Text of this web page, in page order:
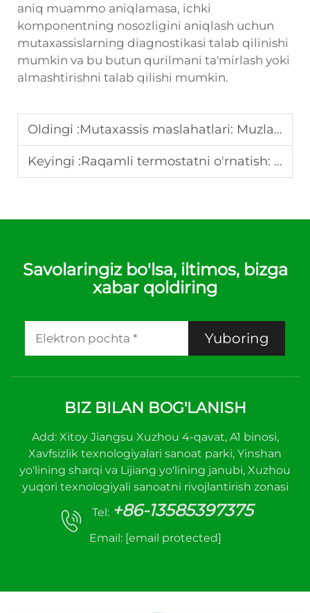
aniq muammo aniqlamasa, ichki
komponentning nosozligini aniqlash uchun
mutaxassislarning diagnostikasi talab qilinishi
mumkin va bu butun qurilmani ta'mirlash yoki
almashtirishni talab qilishi mumkin.
Oldingi :Mutaxassis maslahatlari: Muzlatgich haroratini sozlashni o'rganing
Keyingi :Raqamli termostatni o'rnatish: Qadamma-qadam qo'llanma
Savolaringiz bo'lsa, iltimos, bizga
xabar qoldiring
Yuboring
BIZ BILAN BOG'LANISH
Add: Xitoy Jiangsu Xuzhou 4-qavat, A1 binosi,
Xavfsizlik texnologiyalari sanoat parki, Yinshan
yo'lining sharqi va Lijiang yo'lining janubi, Xuzhou
yuqori texnologiyali sanoatni rivojlantirish zonasi
Tel: +86-13585397375
Email: [email protected]